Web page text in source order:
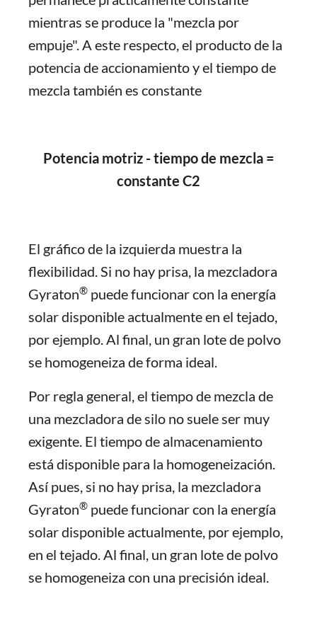
mientras se produce la "mezcla por
empuje". A este respecto, el producto de la
potencia de accionamiento y el tiempo de
mezcla también es constante
Potencia motriz - tiempo de mezcla =
constante C2
El gráfico de la izquierda muestra la
flexibilidad. Si no hay prisa, la mezcladora
Gyraton® puede funcionar con la energía
solar disponible actualmente en el tejado,
por ejemplo. Al final, un gran lote de polvo
se homogeneiza de forma ideal.
Por regla general, el tiempo de mezcla de
una mezcladora de silo no suele ser muy
exigente. El tiempo de almacenamiento
está disponible para la homogeneización.
Así pues, si no hay prisa, la mezcladora
Gyraton® puede funcionar con la energía
solar disponible actualmente, por ejemplo,
en el tejado. Al final, un gran lote de polvo
se homogeneiza con una precisión ideal.